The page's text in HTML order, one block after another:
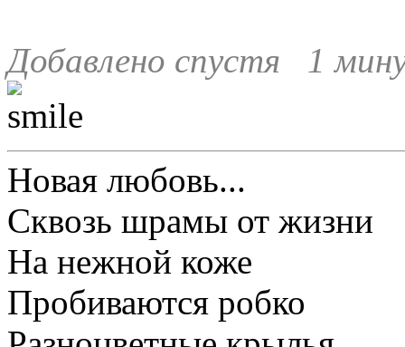
Добавлено спустя 1
Новая любовь...
Сквозь шрамы от жизни
На нежной коже
Пробиваются робко